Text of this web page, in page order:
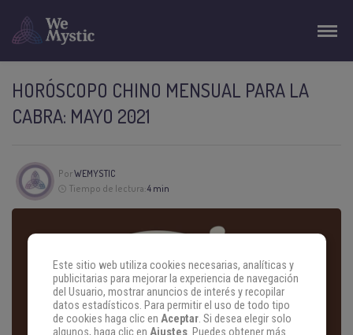
HORÓSCOPO CHINO MENSUAL PARA LA
CABRA: MAYO 2021
PorWEMYSTIC
Tiempo de lectura:4 min
Este sitio web utiliza cookies necesarias, analíticas y
publicitarias para mejorar la experiencia de navegación
del Usuario, mostrar anuncios de interés y recopilar
datos estadísticos. Para permitir el uso de todo tipo
de cookies haga clic en Aceptar. Si desea elegir solo